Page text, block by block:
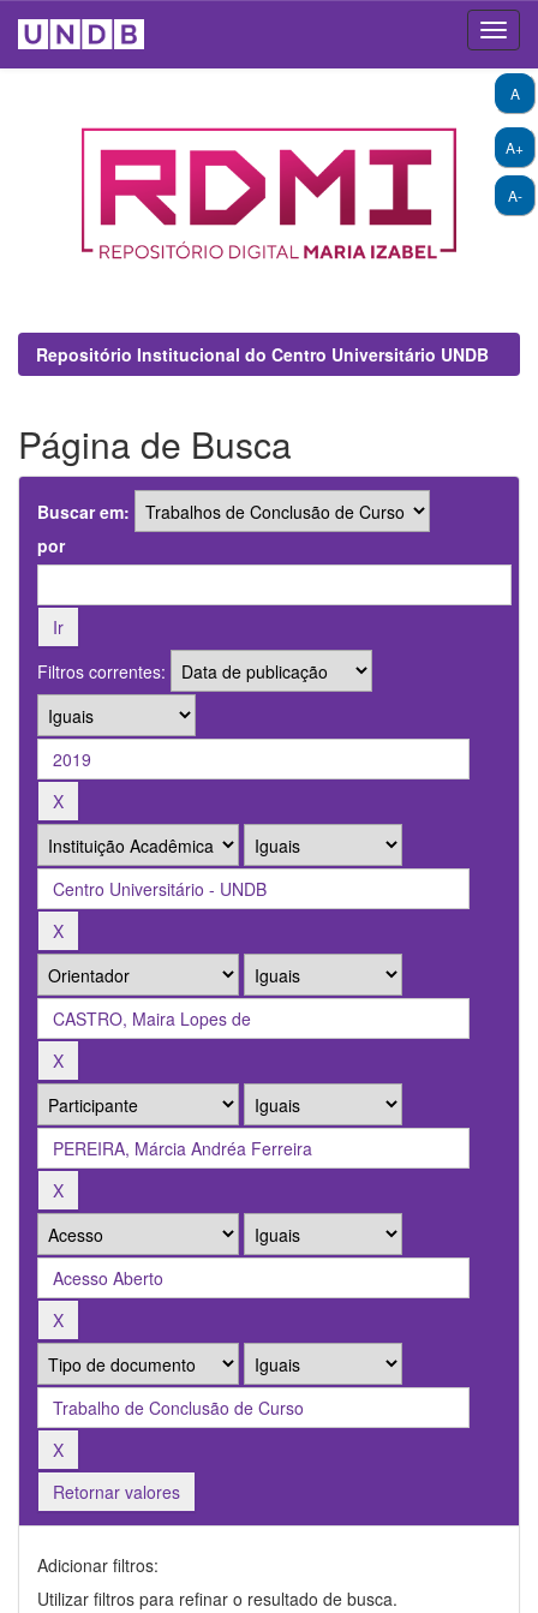
A+
A-
A
Repositório Institucional do Centro Universitário UNDB
Página de Busca
Buscar em:
por
Filtros correntes:
Retornar valores
Adicionar filtros:
Utilizar filtros para refinar o resultado de busca.